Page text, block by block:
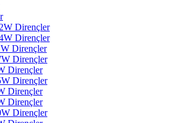
Dirençler
Dirençler
Dirençler
Dirençler
Dirençler
Dirençler
Dirençler
Dirençler
Dirençler